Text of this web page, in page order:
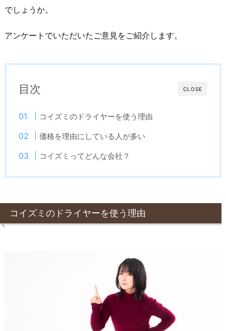
でしょうか。
アンケートでいただいたご意見をご紹介します。
CLOSE
目次
コイズミのドライヤーを使う理由
価格を理由にしている人が多い
コイズミってどんな会社？
コイズミのドライヤーを使う理由